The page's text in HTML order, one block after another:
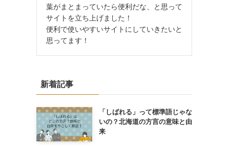
葉がまとまっていたら便利だな、と思って
サイトを立ち上げました！
便利で使いやすいサイトにしていきたいと
思ってます！
新着記事
「しばれる」って標準語じゃな
いの？北海道の方言の意味と由
来